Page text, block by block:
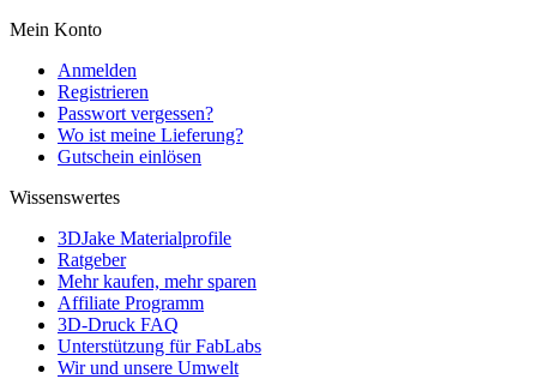
Mein Konto
Anmelden
Registrieren
Passwort vergessen?
Wo ist meine Lieferung?
Gutschein einlösen
Wissenswertes
3DJake Materialprofile
Ratgeber
Mehr kaufen, mehr sparen
Affiliate Programm
3D-Druck FAQ
Unterstützung für FabLabs
Wir und unsere Umwelt